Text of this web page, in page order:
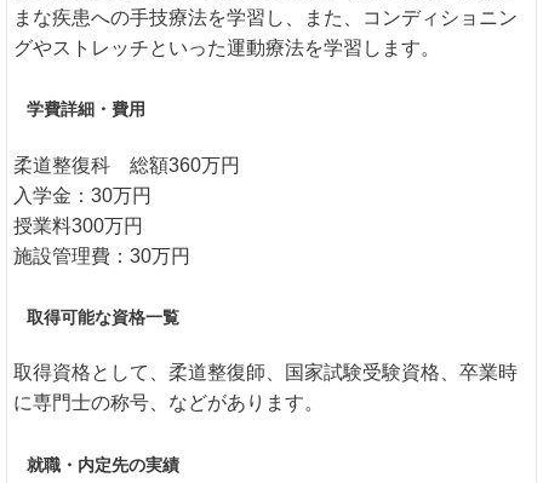
まな疾患への手技療法を学習し、また、コンディショニン
グやストレッチといった運動療法を学習します。
学費詳細・費用
柔道整復科 総額360万円
入学金：30万円
授業料300万円
施設管理費：30万円
取得可能な資格一覧
取得資格として、柔道整復師、国家試験受験資格、卒業時
に専門士の称号、などがあります。
就職・内定先の実績